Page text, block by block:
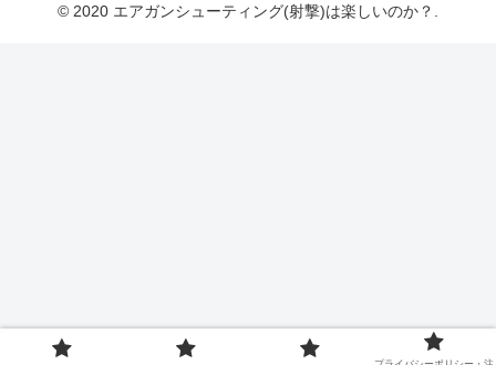
© 2020 エアガンシューティング(射撃)は楽しいのか？.